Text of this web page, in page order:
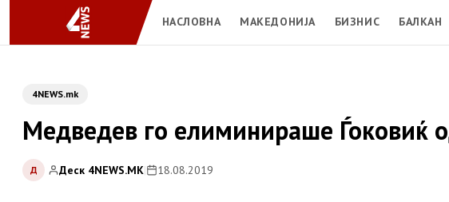
НАСЛОВНА МАКЕДОНИЈА БИЗНИС БАЛКАН
4NEWS.mk
Медведев го елиминираше Ѓоковиќ
Д Деск 4NEWS.MK| 18.08.2019